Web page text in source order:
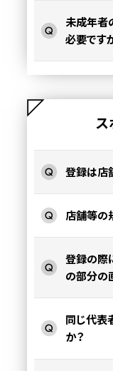
未成年者
必要です
ス
登録は店
店舗等の
登録の際
の部分の
同じ代表
か？